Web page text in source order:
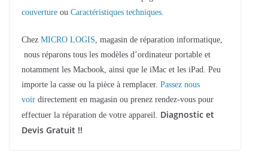
couverture ou Caractéristiques techniques.
Chez MICRO LOGIS, magasin de réparation informatique,
nous réparons tous les modèles d’ordinateur portable et
notamment les Macbook, ainsi que le iMac et les iPad. Peu
importe la casse ou la pièce à remplacer. Passez nous
voir directement en magasin ou prenez rendez-vous pour
effectuer la réparation de votre appareil. Diagnostic et
Devis Gratuit !!